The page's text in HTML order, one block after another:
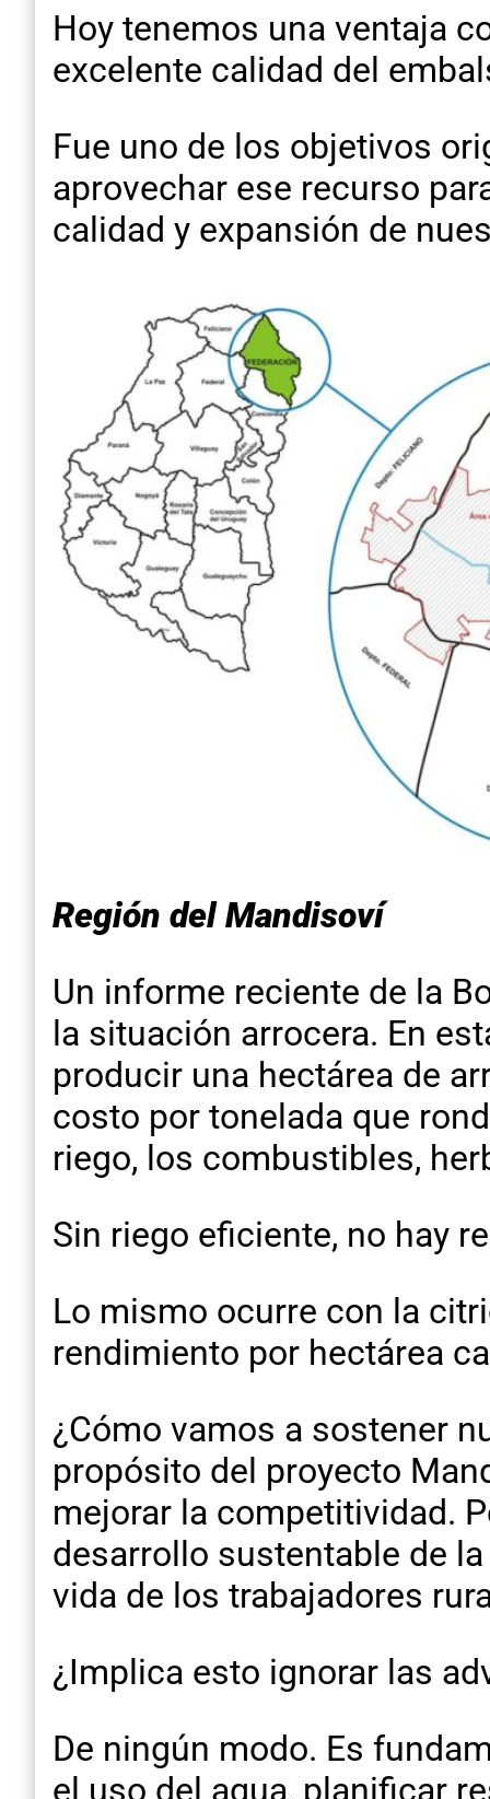
Hoy tenemos una ventaja
excelente calidad del
Fue uno de los objetivos
aprovechar ese recurso
calidad y expansión de
Región del Mandisoví
Un informe reciente de la
la situación arrocera. En
producir una hectárea de
costo por tonelada que
riego, los combustibles,
Sin riego eficiente, no hay
Lo mismo ocurre con la
rendimiento por hectárea
¿Cómo vamos a sostener
propósito del proyecto
mejorar la competitividad.
desarrollo sustentable de
vida de los trabajadores
¿Implica esto ignorar las
De ningún modo. Es
el uso del agua, planificar